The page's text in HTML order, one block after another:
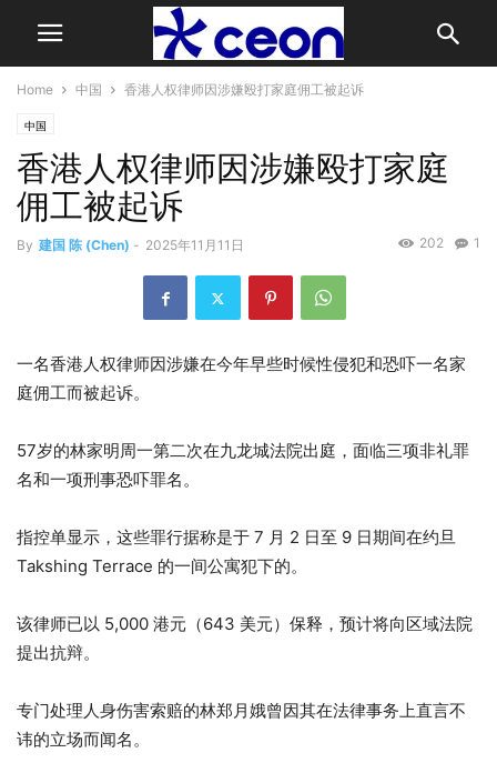
Home 中国 香港人权律师因涉嫌殴打家庭佣工被起诉
中国
香港人权律师因涉嫌殴打家庭
佣工被起诉
By 建国 陈 (Chen) - 2025年11月11日 1
202
一名香港人权律师因涉嫌在今年早些时候性侵犯和恐吓一名家
庭佣工而被起诉。
57岁的林家明周一第二次在九龙城法院出庭，面临三项非礼罪
名和一项刑事恐吓罪名。
指控单显示，这些罪行据称是于 7 月 2 日至 9 日期间在约旦
Takshing Terrace 的一间公寓犯下的。
该律师已以 5,000 港元（643 美元）保释，预计将向区域法院
提出抗辩。
专门处理人身伤害索赔的林郑月娥曾因其在法律事务上直言不
讳的立场而闻名。